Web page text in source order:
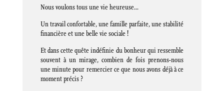
Nous voulons tous une vie heureuse…
Un travail confortable, une famille parfaite, une stabilité
financière et une belle vie sociale !
Et dans cette quête indéfinie du bonheur qui ressemble
souvent à un mirage, combien de fois prenons-nous
une minute pour remercier ce que nous avons déjà à ce
moment précis ?